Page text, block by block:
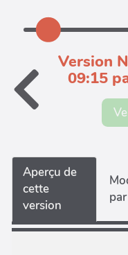
Version
09:15
Aperçu de
cette
version